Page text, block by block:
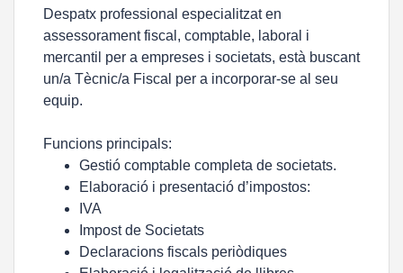
Despatx professional especialitzat en
assessorament fiscal, comptable, laboral i
mercantil per a empreses i societats, està buscant
un/a Tècnic/a Fiscal per a incorporar-se al seu
equip.
Funcions principals:
Gestió comptable completa de societats.
Elaboració i presentació d’impostos:
IVA
Impost de Societats
Declaracions fiscals periòdiques